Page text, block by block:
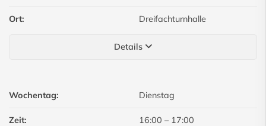
Ort: Dreifachturnhalle
Details
Wochentag: Dienstag
Zeit: 16:00 – 17:00